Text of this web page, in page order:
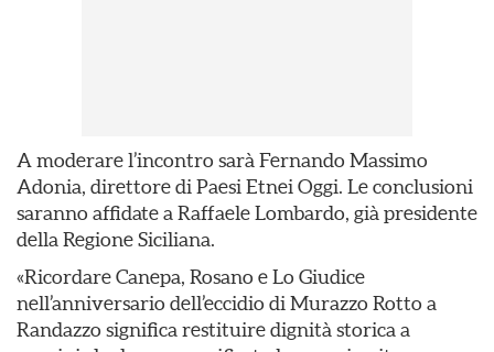
A moderare l’incontro sarà Fernando Massimo
Adonia, direttore di Paesi Etnei Oggi. Le conclusioni
saranno affidate a Raffaele Lombardo, già presidente
della Regione Siciliana.
«Ricordare Canepa, Rosano e Lo Giudice
nell’anniversario dell’eccidio di Murazzo Rotto a
Randazzo significa restituire dignità storica a